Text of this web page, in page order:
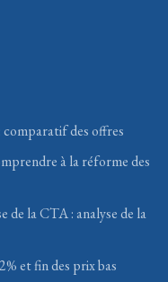
comparatif des offres
à la réforme des
de la CTA : analyse de la
et fin des prix bas